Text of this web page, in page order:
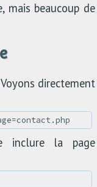
mais beaucoup de
Voyons directement
inclure la page